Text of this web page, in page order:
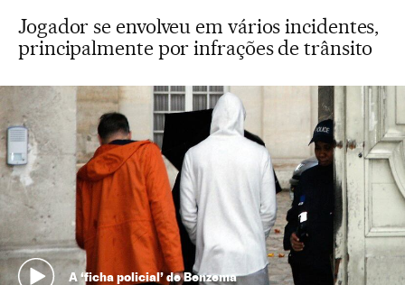
Jogador se envolveu em vários incidentes,
principalmente por infrações de trânsito
A ‘ficha policial’ de Benzema